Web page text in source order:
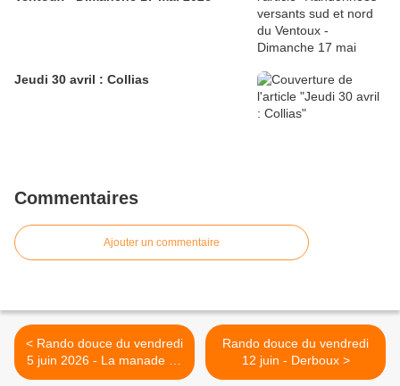
Jeudi 30 avril : Collias
Commentaires
Ajouter un commentaire
< Rando douce du vendredi
5 juin 2026 - La manade de
Joucas
Rando douce du vendredi
12 juin - Derboux >